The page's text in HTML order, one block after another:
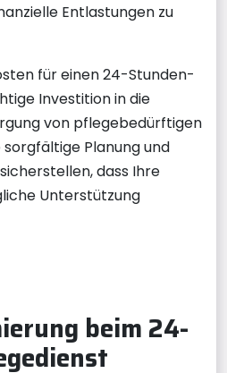
Entlastungen zu
für einen 24-Stunden-
Investition in die
von pflegebedürftigen
Planung und
dass Ihre
Unterstützung
beim 24-